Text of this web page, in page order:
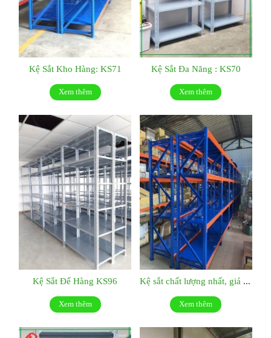
Kệ Sắt Kho Hàng: KS71
Xem thêm
Kệ Sắt Đa Năng : KS70
Xem thêm
Kệ Sắt Để Hàng KS96
Xem thêm Xem thêm